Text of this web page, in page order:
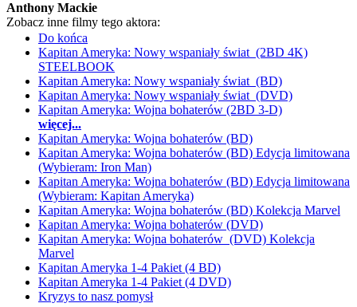
Anthony Mackie
Zobacz inne filmy tego aktora:
Do końca
Kapitan Ameryka: Nowy wspaniały świat (2BD 4K)
STEELBOOK
Kapitan Ameryka: Nowy wspaniały świat (BD)
Kapitan Ameryka: Nowy wspaniały świat (DVD)
Kapitan Ameryka: Wojna bohaterów (2BD 3-D)
więcej...
Kapitan Ameryka: Wojna bohaterów (BD)
Kapitan Ameryka: Wojna bohaterów (BD) Edycja limitowana
(Wybieram: Iron Man)
Kapitan Ameryka: Wojna bohaterów (BD) Edycja limitowana
(Wybieram: Kapitan Ameryka)
Kapitan Ameryka: Wojna bohaterów (BD) Kolekcja Marvel
Kapitan Ameryka: Wojna bohaterów (DVD)
Kapitan Ameryka: Wojna bohaterów (DVD) Kolekcja
Marvel
Kapitan Ameryka 1-4 Pakiet (4 BD)
Kapitan Ameryka 1-4 Pakiet (4 DVD)
Kryzys to nasz pomysł